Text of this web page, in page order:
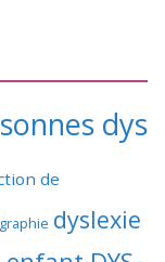
dys
de
dyslexie